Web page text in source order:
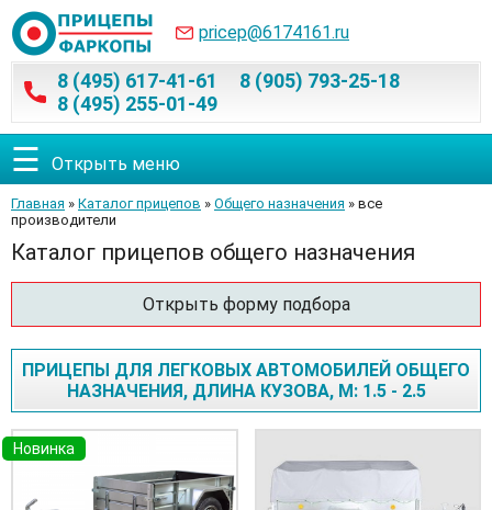
pricep@6174161.ru
8 (495) 617-41-61
8 (905) 793-25-18
8 (495) 255-01-49
☰ Открыть меню
Главная » Каталог прицепов » Общего назначения » все
производители
Каталог прицепов общего назначения
Открыть форму подбора
ПРИЦЕПЫ ДЛЯ ЛЕГКОВЫХ АВТОМОБИЛЕЙ ОБЩЕГО
НАЗНАЧЕНИЯ, ДЛИНА КУЗОВА, М: 1.5 - 2.5
Новинка